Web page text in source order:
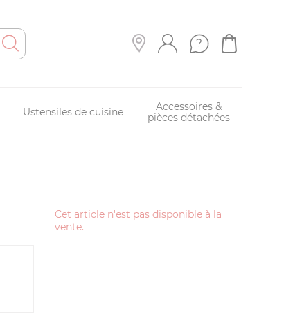
Ustensiles de cuisine
Accessoires &
pièces détachées
Cet article n'est pas disponible à la
vente.